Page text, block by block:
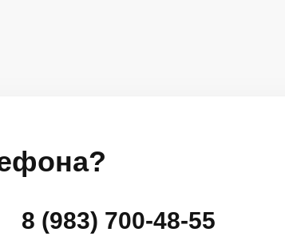
8 (983) 700-48-55